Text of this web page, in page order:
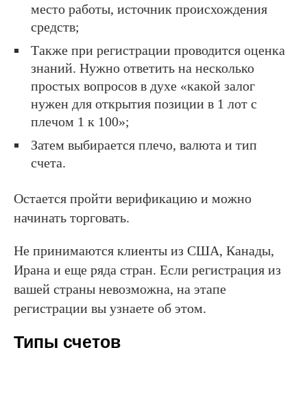
место работы, источник происхождения
средств;
Также при регистрации проводится оценка
знаний. Нужно ответить на несколько
простых вопросов в духе «какой залог
нужен для открытия позиции в 1 лот с
плечом 1 к 100»;
Затем выбирается плечо, валюта и тип
счета.
Остается пройти верификацию и можно
начинать торговать.
Не принимаются клиенты из США, Канады,
Ирана и еще ряда стран. Если регистрация из
вашей страны невозможна, на этапе
регистрации вы узнаете об этом.
Типы счетов